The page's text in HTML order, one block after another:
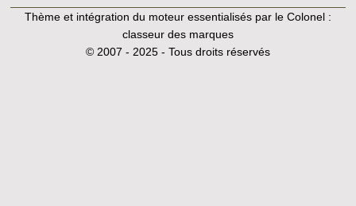
Thème et intégration du moteur essentialisés par le Colonel :
classeur des marques
© 2007 - 2025 - Tous droits réservés